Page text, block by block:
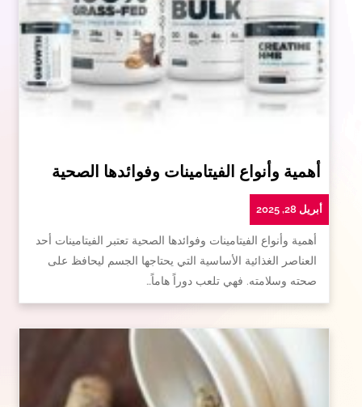
أهمية وأنواع الفيتامينات وفوائدها الصحية
أبريل 28, 2025
أهمية وأنواع الفيتامينات وفوائدها الصحية تعتبر الفيتامينات أحد
العناصر الغذائية الأساسية التي يحتاجها الجسم ليحافظ على
صحته وسلامته. فهي تلعب دوراً هاماً…